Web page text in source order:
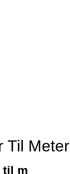
Til Meter
til m